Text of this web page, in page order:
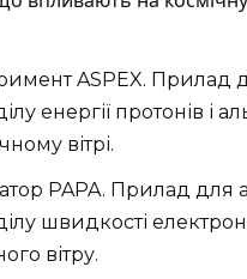
ASPEX. Прилад
енергії протонів і
вітрі.
PAPA. Прилад для
швидкості
вітру.